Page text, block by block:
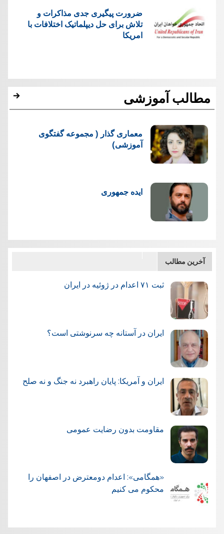
ضرورت پیگیری جدی مذاکرات و
تلاش برای حل دیپلماتیک اختلافات با
امریکا
مطالب آموزشی
معماری گذار ( مجموعه گفتگوی
آموزشی)
ایده جمهوری
آخرین مطالب
ثبت ۷۱ اعدام در ژوئيه در ایران
ایران در آستانه چه سرنوشتی است؟
ایران و آمریکا: پایان راهبرد نه جنگ و نه صلح
مقاومت بدون رضایت عمومی
«همگامی»: اعدام دومعترض در اصفهان را
محکوم می کنیم